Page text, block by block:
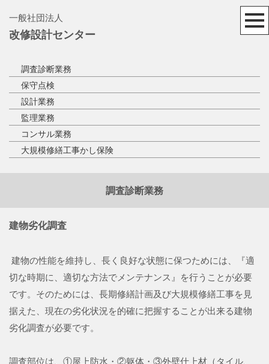
一般社団法人
改修設計センター
調査診断業務
保守点検
設計業務
監理業務
コンサル業務
大規模修繕工事かし保険
調査診断業務
建物劣化調査
建物の性能を維持し、長く良好な状態に保つためには、『適
切な時期に、適切な方法でメンテナンス』を行うことが必要
です。そのためには、長期修繕計画及び大規模修繕工事を見
据えた、現在の劣化状況を的確に把握することが出来る建物
劣化調査が必要です。
調査部位は、①屋上防水・②躯体・③外壁仕上材（タイル、